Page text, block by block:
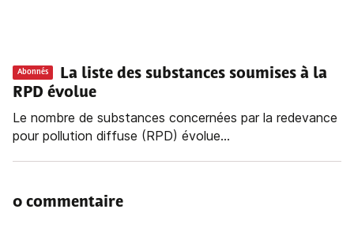
Abonnés
La liste des substances soumises à la
RPD évolue
Le nombre de substances concernées par la redevance
pour pollution diffuse (RPD) évolue...
0 commentaire